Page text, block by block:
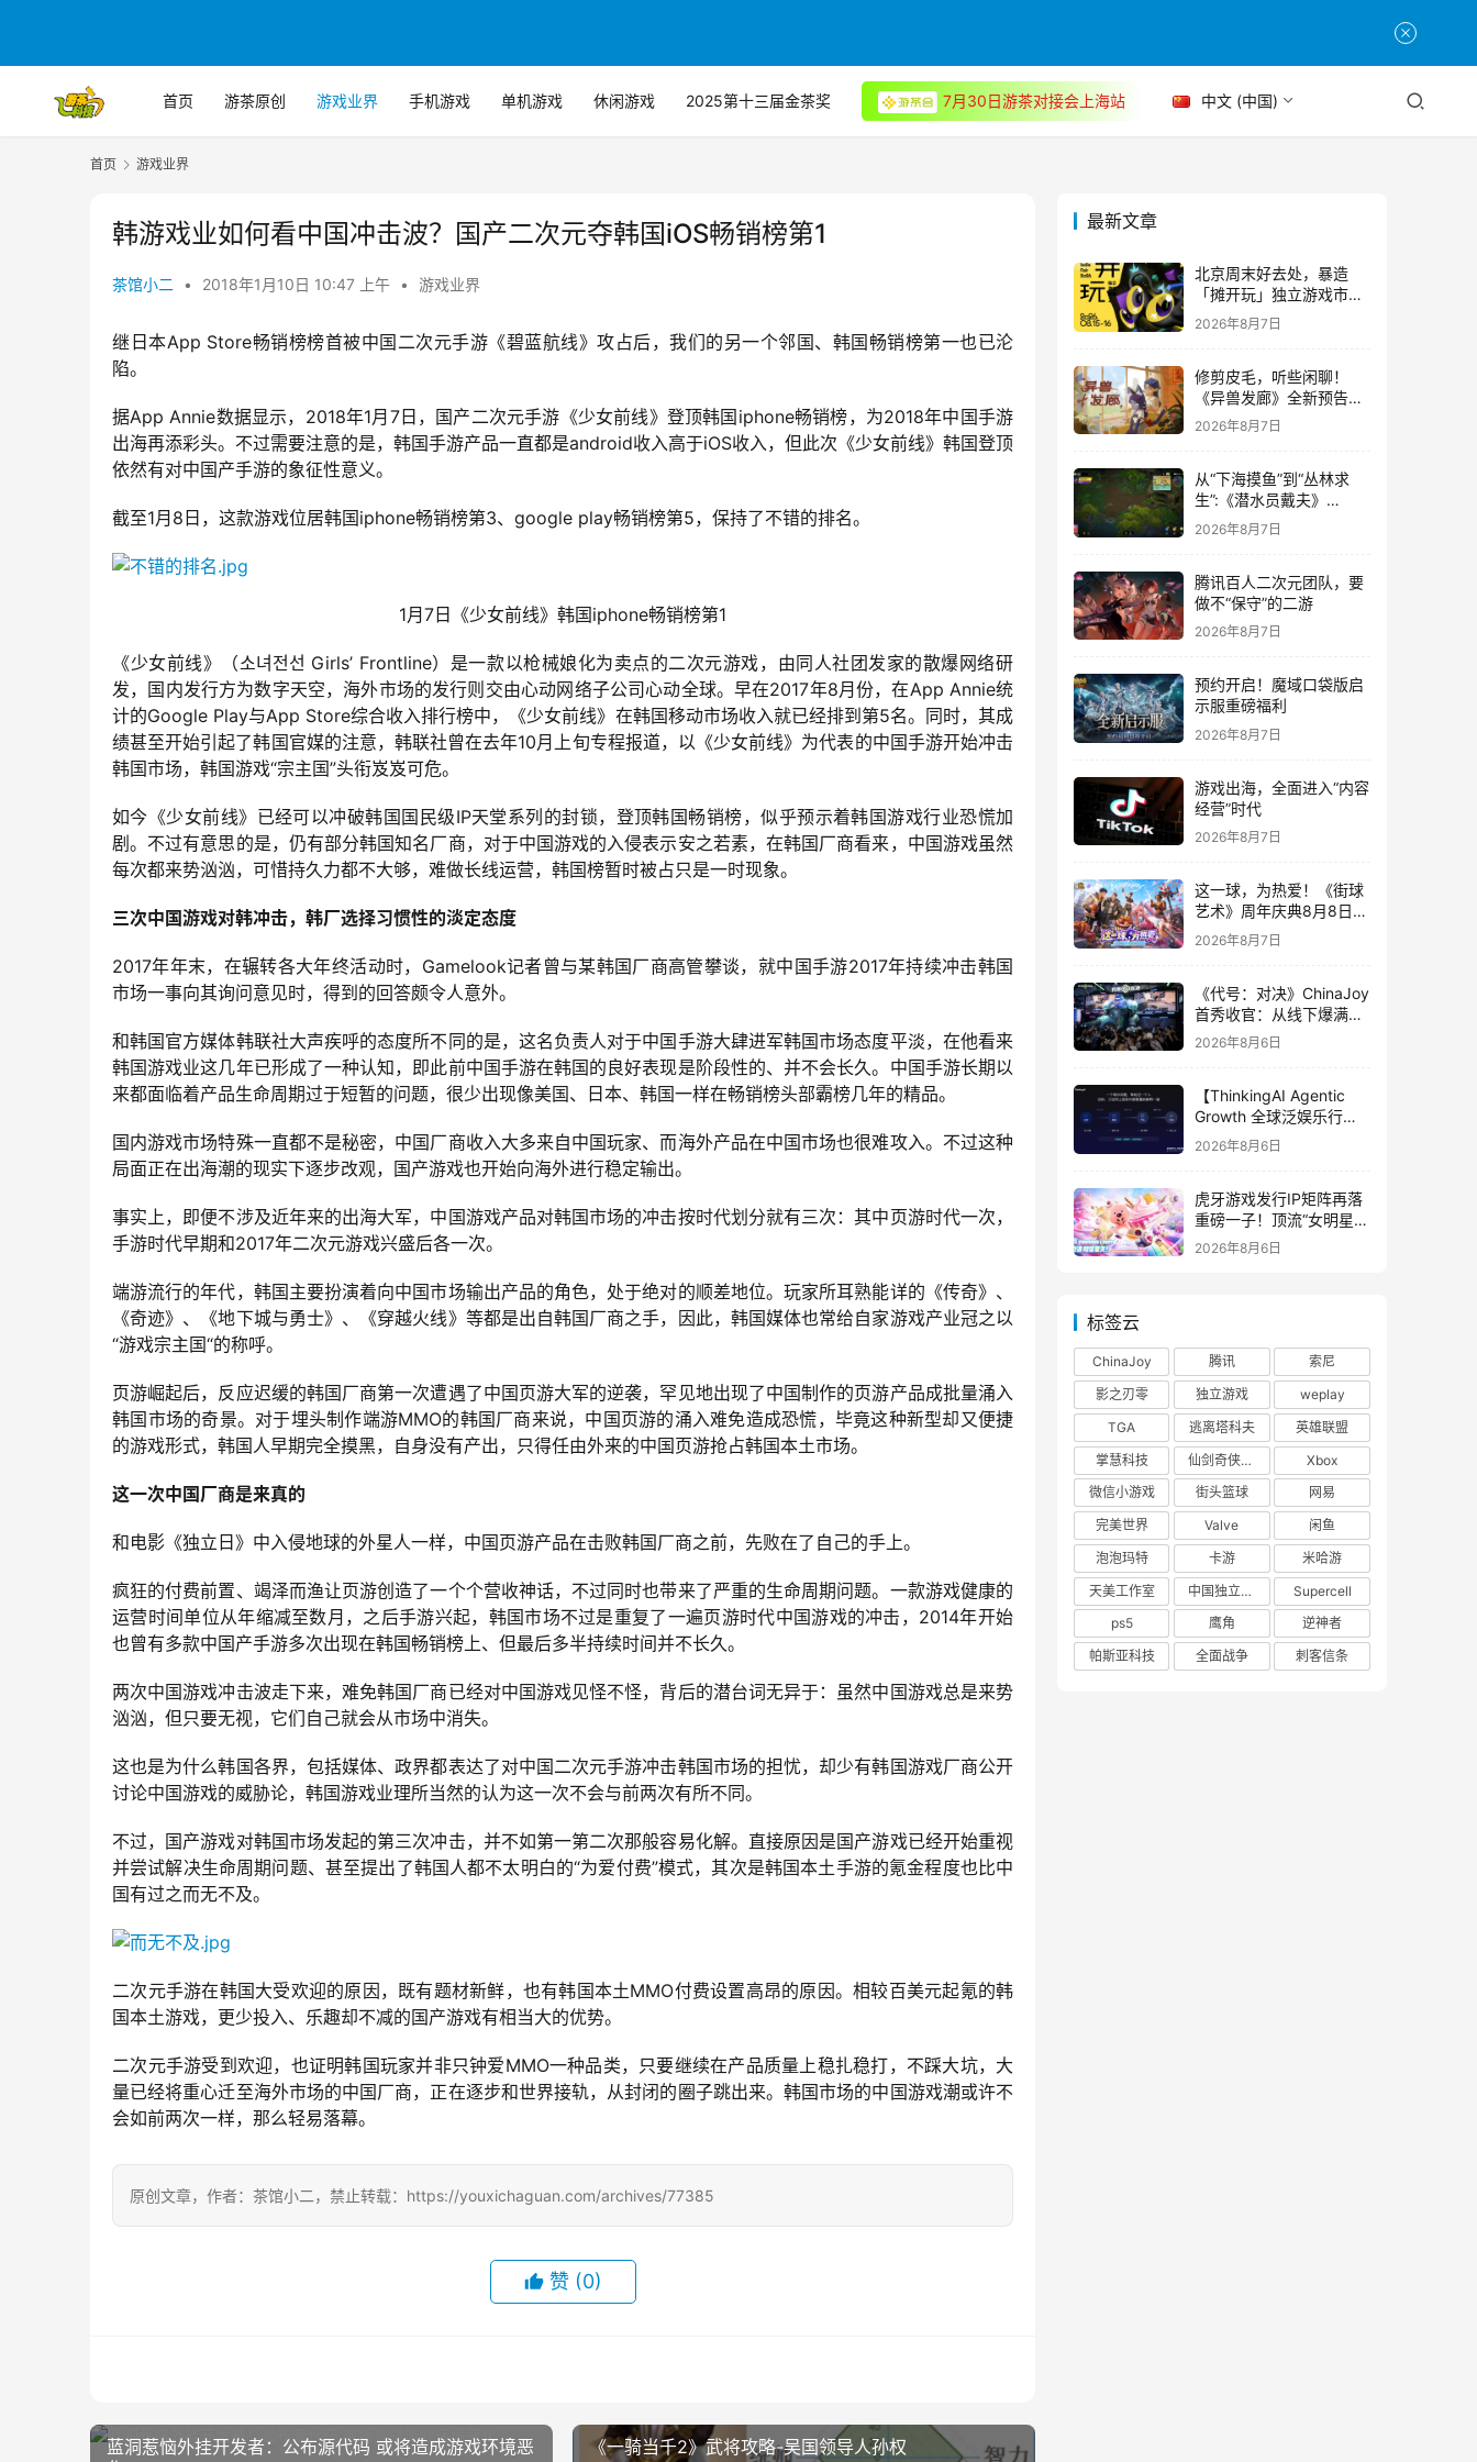
首页 游茶原创 游戏业界 手机游戏 单机游戏 休闲游戏 2025第十三届金茶奖 7月30日游茶对接会上海站 中文 (中国)
首页 游戏业界
韩游戏业如何看中国冲击波？国产二次元夺韩国iOS畅销榜第1
茶馆小二 • 2018年1月10日 10:47 上午 • 游戏业界
继日本App Store畅销榜榜首被中国二次元手游《碧蓝航线》攻占后，我们的另一个邻国、韩国畅销榜第一也已沦
陷。
据App Annie数据显示，2018年1月7日，国产二次元手游《少女前线》登顶韩国iphone畅销榜，为2018年中国手游
出海再添彩头。不过需要注意的是，韩国手游产品一直都是android收入高于iOS收入，但此次《少女前线》韩国登顶
依然有对中国产手游的象征性意义。
截至1月8日，这款游戏位居韩国iphone畅销榜第3、google play畅销榜第5，保持了不错的排名。
1月7日《少女前线》韩国iphone畅销榜第1
《少女前线》（소녀전선 Girls’ Frontline）是一款以枪械娘化为卖点的二次元游戏，由同人社团发家的散爆网络研
发，国内发行方为数字天空，海外市场的发行则交由心动网络子公司心动全球。早在2017年8月份，在App Annie统
计的Google Play与App Store综合收入排行榜中，《少女前线》在韩国移动市场收入就已经排到第5名。同时，其成
绩甚至开始引起了韩国官媒的注意，韩联社曾在去年10月上旬专程报道，以《少女前线》为代表的中国手游开始冲击
韩国市场，韩国游戏“宗主国”头衔岌岌可危。
如今《少女前线》已经可以冲破韩国国民级IP天堂系列的封锁，登顶韩国畅销榜，似乎预示着韩国游戏行业恐慌加
剧。不过有意思的是，仍有部分韩国知名厂商，对于中国游戏的入侵表示安之若素，在韩国厂商看来，中国游戏虽然
每次都来势汹汹，可惜持久力都不大够，难做长线运营，韩国榜暂时被占只是一时现象。
三次中国游戏对韩冲击，韩厂选择习惯性的淡定态度
2017年年末，在辗转各大年终活动时，Gamelook记者曾与某韩国厂商高管攀谈，就中国手游2017年持续冲击韩国
市场一事向其询问意见时，得到的回答颇令人意外。
和韩国官方媒体韩联社大声疾呼的态度所不同的是，这名负责人对于中国手游大肆进军韩国市场态度平淡，在他看来
韩国游戏业这几年已形成了一种认知，即此前中国手游在韩国的良好表现是阶段性的、并不会长久。中国手游长期以
来都面临着产品生命周期过于短暂的问题，很少出现像美国、日本、韩国一样在畅销榜头部霸榜几年的精品。
国内游戏市场特殊一直都不是秘密，中国厂商收入大多来自中国玩家、而海外产品在中国市场也很难攻入。不过这种
局面正在出海潮的现实下逐步改观，国产游戏也开始向海外进行稳定输出。
事实上，即便不涉及近年来的出海大军，中国游戏产品对韩国市场的冲击按时代划分就有三次：其中页游时代一次，
手游时代早期和2017年二次元游戏兴盛后各一次。
端游流行的年代，韩国主要扮演着向中国市场输出产品的角色，处于绝对的顺差地位。玩家所耳熟能详的《传奇》、
《奇迹》、《地下城与勇士》、《穿越火线》等都是出自韩国厂商之手，因此，韩国媒体也常给自家游戏产业冠之以
“游戏宗主国“的称呼。
页游崛起后，反应迟缓的韩国厂商第一次遭遇了中国页游大军的逆袭，罕见地出现了中国制作的页游产品成批量涌入
韩国市场的奇景。对于埋头制作端游MMO的韩国厂商来说，中国页游的涌入难免造成恐慌，毕竟这种新型却又便捷
的游戏形式，韩国人早期完全摸黑，自身没有产出，只得任由外来的中国页游抢占韩国本土市场。
这一次中国厂商是来真的
和电影《独立日》中入侵地球的外星人一样，中国页游产品在击败韩国厂商之前，先败在了自己的手上。
疯狂的付费前置、竭泽而渔让页游创造了一个个营收神话，不过同时也带来了严重的生命周期问题。一款游戏健康的
运营时间单位从年缩减至数月，之后手游兴起，韩国市场不过是重复了一遍页游时代中国游戏的冲击，2014年开始
也曾有多款中国产手游多次出现在韩国畅销榜上、但最后多半持续时间并不长久。
两次中国游戏冲击波走下来，难免韩国厂商已经对中国游戏见怪不怪，背后的潜台词无异于：虽然中国游戏总是来势
汹汹，但只要无视，它们自己就会从市场中消失。
这也是为什么韩国各界，包括媒体、政界都表达了对中国二次元手游冲击韩国市场的担忧，却少有韩国游戏厂商公开
讨论中国游戏的威胁论，韩国游戏业理所当然的认为这一次不会与前两次有所不同。
不过，国产游戏对韩国市场发起的第三次冲击，并不如第一第二次那般容易化解。直接原因是国产游戏已经开始重视
并尝试解决生命周期问题、甚至提出了韩国人都不太明白的“为爱付费”模式，其次是韩国本土手游的氪金程度也比中
国有过之而无不及。
二次元手游在韩国大受欢迎的原因，既有题材新鲜，也有韩国本土MMO付费设置高昂的原因。相较百美元起氪的韩
国本土游戏，更少投入、乐趣却不减的国产游戏有相当大的优势。
二次元手游受到欢迎，也证明韩国玩家并非只钟爱MMO一种品类，只要继续在产品质量上稳扎稳打，不踩大坑，大
量已经将重心迁至海外市场的中国厂商，正在逐步和世界接轨，从封闭的圈子跳出来。韩国市场的中国游戏潮或许不
会如前两次一样，那么轻易落幕。
原创文章，作者：茶馆小二，禁止转载：https://youxichaguan.com/archives/77385
赞 (0)
蓝洞惹恼外挂开发者：公布源代码 或将造成游戏环境恶
《一骑当千2》武将攻略-吴国领导人孙权
最新文章
北京周末好去处，暴造
「摊开玩」独立游戏市集
正式开票！
2026年8月7日
修剪皮毛，听些闲聊！
《异兽发廊》全新预告与
Steam免费试玩公开
2026年8月7日
从“下海摸鱼”到“丛林求
生”:《潜水员戴夫》
DLC《丛林》移动端定档
8月14日
2026年8月7日
腾讯百人二次元团队，要
做不“保守”的二游
2026年8月7日
预约开启！魔域口袋版启
示服重磅福利
2026年8月7日
游戏出海，全面进入“内容
经营”时代
2026年8月7日
这一球，为热爱！《街球
艺术》周年庆典8月8日正
式上线，多重福利与全新
内容同步开启
2026年8月7日
《代号：对决》ChinaJoy
首秀收官：从线下爆满看
见玩家的真实期待
2026年8月6日
【ThinkingAI Agentic
Growth 全球泛娱乐行业
峰会】Agent 时代，人到
底负责什么
2026年8月6日
虎牙游戏发行IP矩阵再落
重磅一子！顶流“女明星”
ZANMANG LOOPY 正版
2026年8月6日
标签云
ChinaJoy 腾讯
索尼
影之刃零
独立游戏
weplay
TGA
逃离塔科夫
英雄联盟
掌慧科技
仙剑奇侠传四
Xbox
微信小游戏
街头篮球
网易
完美世界
Valve
闲鱼
泡泡玛特
卡游
米哈游
天美工作室
中国独立游戏联盟
Supercell
ps5
鹰角
逆神者
帕斯亚科技
全面战争 刺客信条